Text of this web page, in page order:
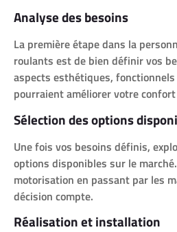
Analyse des besoins
La première étape dans la
roulants est de bien définir vos
aspects esthétiques,
pourraient améliorer votre
Sélection des options
Une fois vos besoins définis,
options disponibles sur le
motorisation en passant par les
décision compte.
Réalisation et installation